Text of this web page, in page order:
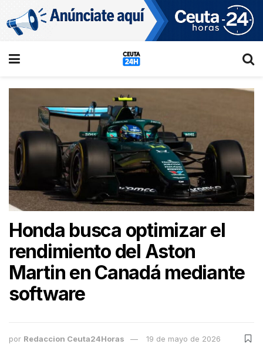
Honda busca optimizar el
rendimiento del Aston
Martin en Canadá mediante
software
por Redaccion Ceuta24Horas 19 de mayo de 2026